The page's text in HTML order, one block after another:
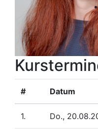
# Datum
1. Do.,